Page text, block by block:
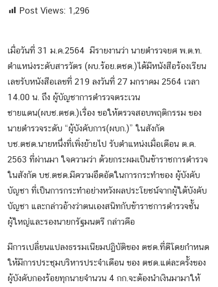
Post Views: 1,296
เมื่อวันที่ 31 ม.ค.2564 มีรายงานว่า นายตำรวจยศ พ.ต.ท.
ตำแหน่งระดับสารวัตร (ผบ.ร้อย.ตชด.)ได้มีหนังสือร้องเรียน
เลขรับหนังสือเลขที่ 219 ลงวันที่ 27 มกราคม 2564 เวลา
14.00 น. ถึง ผู้บัญชาการตำรวจตระเวน
ชายแดน(ผบช.ตชด.)เรื่อง ขอให้ตรวจสอบพฤติกรรม ของ
นายตำรวจระดับ “ผู้บังคับการ(ผบก.)” ในสังกัด
บช.ตชด.นายหนึ่งที่เพิ่งย้ายไป รับตำแหน่งเมื่อเดือน ต.ค.
2563 ที่ผ่านมา ใจความว่า ด้วยกระผมเป็นข้าราชการตำรวจ
ในสังกัด บช.ตชด.มีความอึดอัดในการกระทำของ ผู้บังคับ
บัญชา ที่เป็นการกระทำอย่างหวังผลประโยชน์จากผู้ใต้บังคับ
บัญชา และกล่าวอ้างว่าตนเองสนิทกับข้าราชการตำรวจชั้น
ผู้ใหญ่และรองนายกรัฐมนตรี กล่าวคือ
มีการเปลี่ยนแปลงธรรมเนียมปฏิบัติของ ตชด.ที่ดีโดยกำหนด
ให้มีการประชุมบริหารประจำเดือน ของ ตชด.แต่ละครั้งของ
ผู้บังคับกองร้อยทุกนายจำนวน 4 กก.จะต้องนำเงินมามาให้